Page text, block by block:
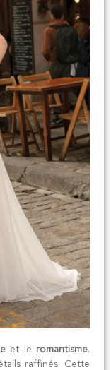
et le romantisme.
raffinés. Cette